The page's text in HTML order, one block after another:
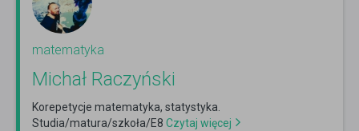
matematyka
Michał Raczyński
Korepetycje matematyka, statystyka.
Studia/matura/szkoła/E8 Czytaj więcej